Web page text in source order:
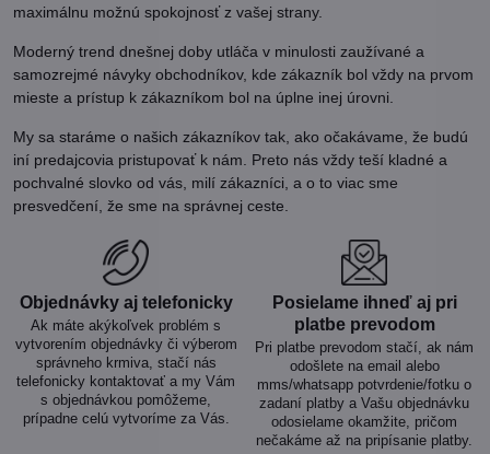
maximálnu možnú spokojnosť z vašej strany.
Moderný trend dnešnej doby utláča v minulosti zaužívané a
samozrejmé návyky obchodníkov, kde zákazník bol vždy na prvom
mieste a prístup k zákazníkom bol na úplne inej úrovni.
My sa staráme o našich zákazníkov tak, ako očakávame, že budú
iní predajcovia pristupovať k nám. Preto nás vždy teší kladné a
pochvalné slovko od vás, milí zákazníci, a o to viac sme
presvedčení, že sme na správnej ceste.
Objednávky aj telefonicky
Ak máte akýkoľvek problém s
vytvorením objednávky či výberom
správneho krmiva, stačí nás
telefonicky kontaktovať a my Vám
s objednávkou pomôžeme,
prípadne celú vytvoríme za Vás.
Posielame ihneď aj pri
platbe prevodom
Pri platbe prevodom stačí, ak nám
odošlete na email alebo
mms/whatsapp potvrdenie/fotku o
zadaní platby a Vašu objednávku
odosielame okamžite, pričom
nečakáme až na pripísanie platby.